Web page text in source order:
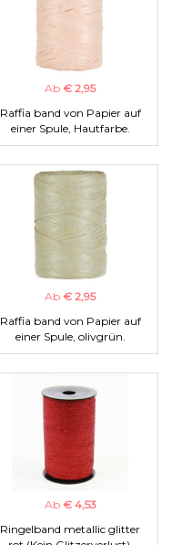
Ab € 2,95
Raffia band von Papier auf
einer Spule, Hautfarbe.
Ab € 2,95
Raffia band von Papier auf
einer Spule, olivgrün.
Ab € 4,53
Ringelband metallic glitter